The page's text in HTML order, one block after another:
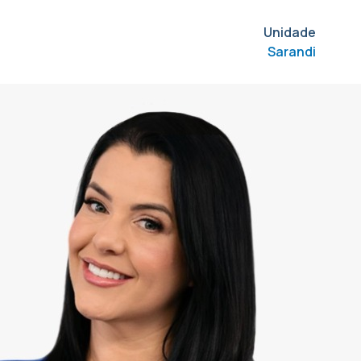
Unidade
Sarandi